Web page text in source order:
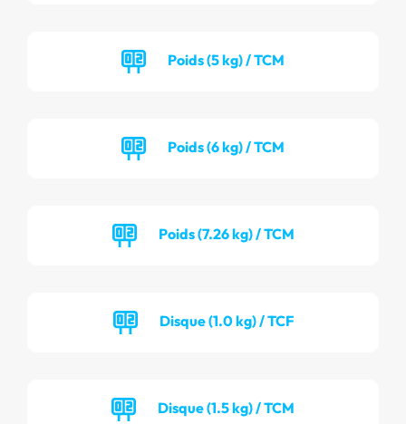
Poids (5 kg) / TCM
Poids (6 kg) / TCM
Poids (7.26 kg) / TCM
Disque (1.0 kg) / TCF
Disque (1.5 kg) / TCM